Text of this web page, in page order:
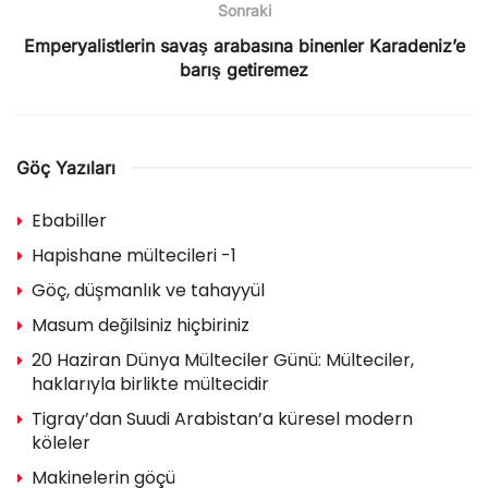
Sonraki
Emperyalistlerin savaş arabasına binenler Karadeniz’e
barış getiremez
Göç Yazıları
Ebabiller
Hapishane mültecileri -1
Göç, düşmanlık ve tahayyül
Masum değilsiniz hiçbiriniz
20 Haziran Dünya Mülteciler Günü: Mülteciler,
haklarıyla birlikte mültecidir
Tigray’dan Suudi Arabistan’a küresel modern
köleler
Makinelerin göçü